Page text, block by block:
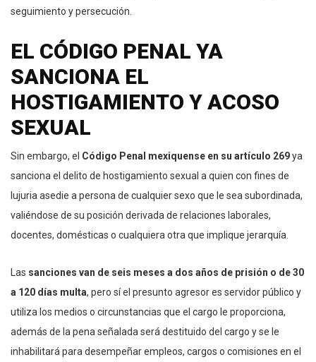
seguimiento y persecución.
EL CÓDIGO PENAL YA
SANCIONA EL
HOSTIGAMIENTO Y ACOSO
SEXUAL
Sin embargo, el Código Penal mexiquense en su artículo 269ya
sanciona el delito de hostigamiento sexual a quien con fines de
lujuria asedie a persona de cualquier sexo que le sea subordinada,
valiéndose de su posición derivada de relaciones laborales,
docentes, domésticas o cualquiera otra que implique jerarquía.
Las sanciones van de seis meses a dos años de prisión o de 30
a 120 días multa, pero sí el presunto agresor es servidor público y
utiliza los medios o circunstancias que el cargo le proporciona,
además de la pena señalada será destituido del cargo y se le
inhabilitará para desempeñar empleos, cargos o comisiones en el